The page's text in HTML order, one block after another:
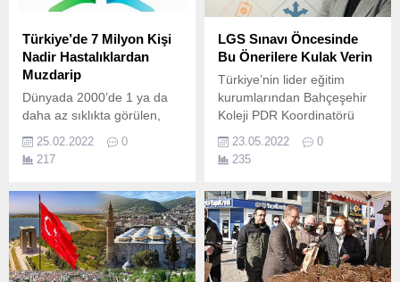
Türkiye’de 7 Milyon Kişi
Nadir Hastalıklardan
Muzdarip
Dünyada 2000’de 1 ya da
daha az sıklıkta görülen,
olan hastalıklar nadir
hastalık olarak tanımlanıyor.
25.02.2022
0
217
LGS Sınavı Öncesinde
Bu Önerilere Kulak Verin
Türkiye’nin lider eğitim
kurumlarından Bahçeşehir
Koleji PDR Koordinatörü
girecek öğrencilere ve
çocuklarını bu zorlu süreçte
ebeveynlerine sınav
heyecanını ve kaygısını
azaltmak, başarıyı artırmak
için önemli ipuçları veriyor.
23.05.2022
0
235